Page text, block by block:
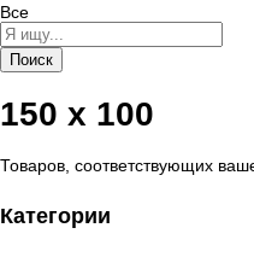
Все
Поиск
150 х 100
Товаров, соответствующих
Категории